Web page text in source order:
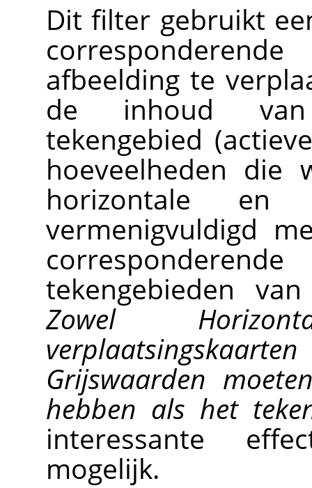
Dit filter gebruikt
afbeelding te
de inhoud van
tekengebied
hoeveelheden die
horizontale en
vermenigvuldigd
tekengebieden
Zowel
Grijswaarden
hebben als het
interessante
mogelijk.